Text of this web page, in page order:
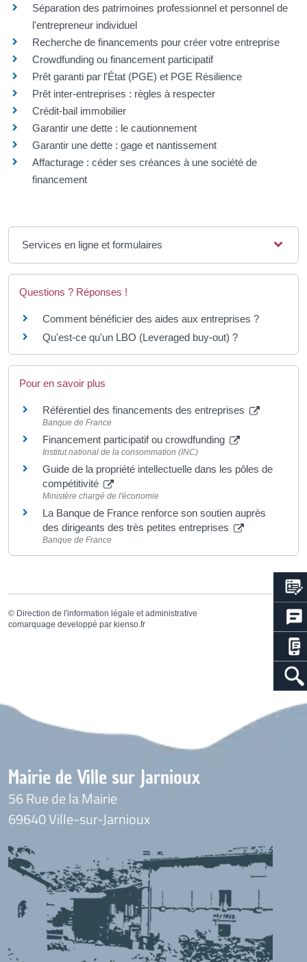
Séparation des patrimoines professionnel et personnel de
l'entrepreneur individuel
Recherche de financements pour créer votre entreprise
Crowdfunding ou financement participatif
Prêt garanti par l'État (PGE) et PGE Résilience
Prêt inter-entreprises : règles à respecter
Crédit-bail immobilier
Garantir une dette : le cautionnement
Garantir une dette : gage et nantissement
Affacturage : céder ses créances à une société de
financement
Services en ligne et formulaires
Questions ? Réponses !
Comment bénéficier des aides aux entreprises ?
Qu'est-ce qu'un LBO (Leveraged buy-out) ?
Pour en savoir plus
Référentiel des financements des entreprises
Banque de France
Financement participatif ou crowdfunding
Institut national de la consommation (INC)
Guide de la propriété intellectuelle dans les pôles de
compétitivité
Ministère chargé de l'économie
La Banque de France renforce son soutien auprès
des dirigeants des très petites entreprises
Banque de France
© Direction de l'information légale et administrative
comarquage developpé par kienso.fr
Mairie de Ville sur Jarnioux
56 Rue de la Mairie
69640 Ville-sur-Jarnioux